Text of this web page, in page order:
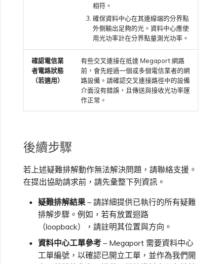
使用 MVE 主控台
變更 IX 設定
遷移 VXC 和 IX
關閉 VXC 和 IX
監控服務狀態
設定 OpenMetrics 服務監控
Azure 服務金鑰 API 回應欄
相符。
確保資料中心在其連線端的分界點
外側輸出足夠的光。資料中心應使
用光功率計在分界點量測光功率。
確認電信業
者電路狀態
（若適用）
有些交叉連接在抵達 Megaport 網路
前，會先經過一個或多個電信業者的網
路設備。請確認交叉連接路徑中的設備
介面沒有錯誤，且傳送與接收光功率運
作正常。
後續步驟
若上述疑難排解動作無法解決問題，請聯絡支援。
在提出協助請求前，請先彙整下列資訊。
疑難排解結果 – 請詳細提供已執行的所有疑難
排解步驟。例如，若有放置迴路
（loopback），請註明其位置與方向。
資料中心工單參考 – Megaport 需要資料中心
工單編號，以確認已開立工單，並作為我們開